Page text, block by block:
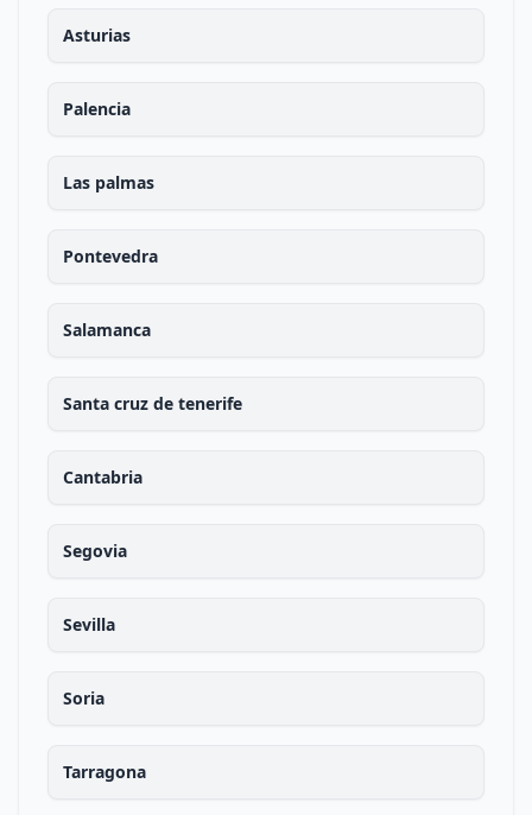
Asturias
Palencia
Las palmas
Pontevedra
Salamanca
Santa cruz de tenerife
Cantabria
Segovia
Sevilla
Soria
Tarragona